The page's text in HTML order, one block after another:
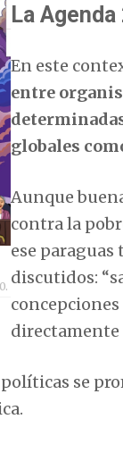
La
En este
entre
globales
Aunque
contra la
ese
discutidos:
directamente
se